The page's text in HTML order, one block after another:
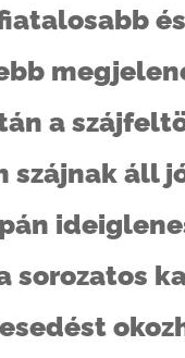
és
a
szájnak áll
sorozatos